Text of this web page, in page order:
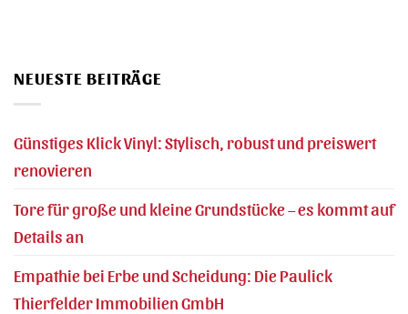
NEUESTE BEITRÄGE
Günstiges Klick Vinyl: Stylisch, robust und preiswert
renovieren
Tore für große und kleine Grundstücke – es kommt auf
Details an
Empathie bei Erbe und Scheidung: Die Paulick
Thierfelder Immobilien GmbH